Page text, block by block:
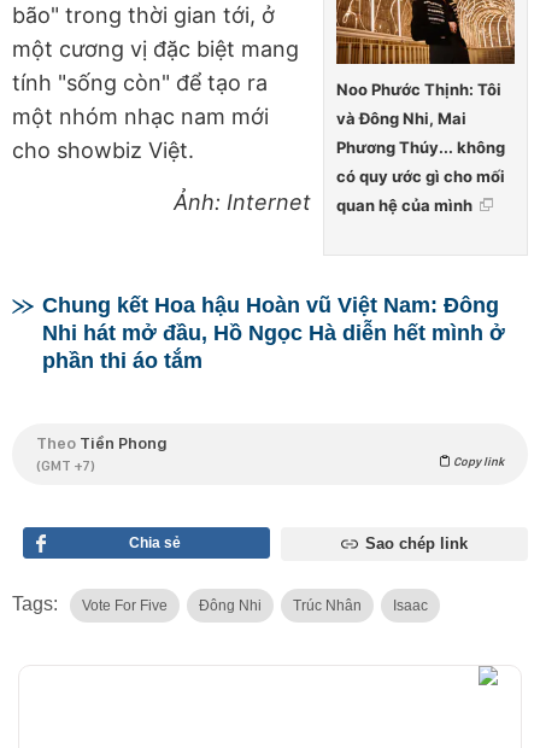
Noo Phước Thịnh: Tôi
và Đông Nhi, Mai
Phương Thúy... không
có quy ước gì cho mối
quan hệ của mình
bão" trong thời gian tới, ở
một cương vị đặc biệt mang
tính "sống còn" để tạo ra
một nhóm nhạc nam mới
cho showbiz Việt.
Ảnh: Internet
Chung kết Hoa hậu Hoàn vũ Việt Nam: Đông
Nhi hát mở đầu, Hồ Ngọc Hà diễn hết mình ở
phần thi áo tắm
Theo Tiền Phong
(GMT +7) Copy link
Chia sẻ Sao chép link
Tags: Vote For Five Đông Nhi Trúc Nhân Isaac